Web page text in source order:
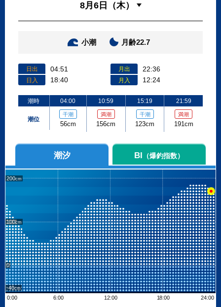
小潮 月齢22.7
日出 04:51
日入 18:40
月出 22:36
月入 12:24
潮時
潮位
04:00
干潮
56cm
10:59
満潮
156cm
15:19
干潮
123cm
21:59
満潮
191cm
潮汐 BI （爆釣指数）
200
100
0
-40
0:00
6:00 12:00 18:00 24:00